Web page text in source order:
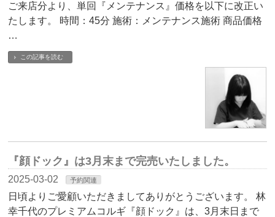
ご来店分より、単回『メンテナンス』価格を以下に改正い
たします。 時間：45分 施術：メンテナンス施術 商品価格
…
この記事を読む
『顔ドック』は3月末まで完売いたしました。
2025-03-02 予約関連
日頃よりご愛顧いただきましてありがとうございます。 林
幸千代のプレミアムコルギ『顔ドック』は、3月末日まで